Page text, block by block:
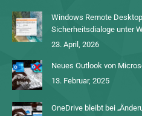
Windows Remote
Sicherheitsdialoge unter
23. April, 2026
Neues Outlook von
13. Februar, 2025
OneDrive bleibt bei